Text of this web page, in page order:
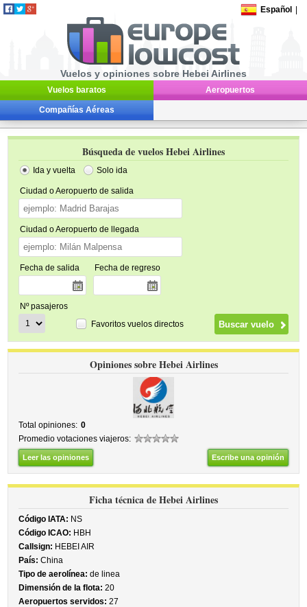
Español
Vuelos y opiniones sobre Hebei Airlines
Vuelos baratos Aeropuertos
Compañías Aéreas
Búsqueda de vuelos Hebei Airlines
Ida y vuelta Solo ida
Ciudad o Aeropuerto de salida
Ciudad o Aeropuerto de llegada
Fecha de salida Fecha de regreso
Nº pasajeros
Favoritos vuelos directos
Opiniones sobre Hebei Airlines
Total opiniones: 0
Promedio votaciones viajeros:
Leer las opiniones Escribe una opinión
Ficha técnica de Hebei Airlines
Código IATA: NS
Código ICAO: HBH
Callsign: HEBEI AIR
País: China
Tipo de aerolínea: de linea
Dimensión de la flota: 20
Aeropuertos servidos: 27